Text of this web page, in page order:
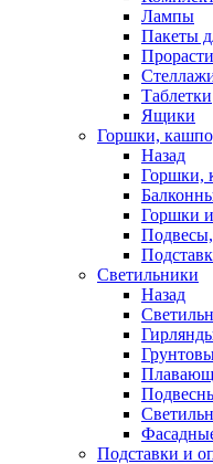
Лампы
Пакеты
Таблетки
Ящики
Горшки,
Назад
Горшки,
Горшки
Светильники
Назад
Подставки и